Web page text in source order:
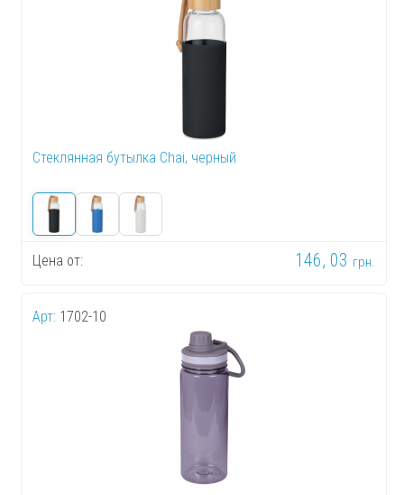
Стеклянная бутылка Chai, черный
Цена от: 146, 03 грн.
Арт: 1702-10